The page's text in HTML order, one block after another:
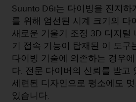
Suunto D6i는 다이빙을 진지하
를 위해 엄선된 시계 크기의 다
새로운 기울기 조정 3D 디지털
기 접속 기능이 탑재된 이 도구
다이빙 기술에 의존하는 경우
다. 전문 다이버의 신뢰를 받고
세련된 디자인으로 평소에도
있습니다.